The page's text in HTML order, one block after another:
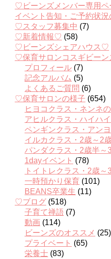
♡ビーンズメンバー専用ペ
イベント告知・ご予約状
♡スタッフ募集中 (7)
♡新着情報♡ (58)
♡ビーンズシェアハウス♡
♡保育サロンコスギビーン
プロフィール (7)
記念アルバム (5)
よくあるご質問 (6)
♡保育サロンの様子 (654)
ヒヨコクラス・ネンネ
アヒルクラス・ハイハ
ペンギンクラス・アン
イルカクラス・2歳～2
パンダクラス・2歳半～
1dayイベント (78)
トイトレクラス・2歳～
一時預かり保育 (101)
BEANS卒業生 (11)
♡ブログ (518)
子育て禅語 (7)
動画 (114)
ビーンズのオススメ (25)
プライベート (65)
栄養士 (83)